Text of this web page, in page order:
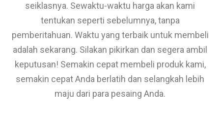
seiklasnya. Sewaktu-waktu harga akan kami
tentukan seperti sebelumnya, tanpa
pemberitahuan. Waktu yang terbaik untuk membeli
adalah sekarang. Silakan pikirkan dan segera ambil
keputusan! Semakin cepat membeli produk kami,
semakin cepat Anda berlatih dan selangkah lebih
maju dari para pesaing Anda.